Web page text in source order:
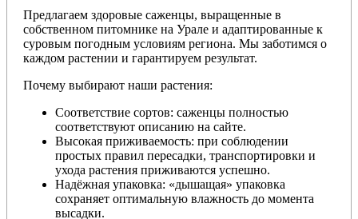
Предлагаем здоровые саженцы, выращенные в
собственном питомнике на Урале и адаптированные к
суровым погодным условиям региона. Мы заботимся о
каждом растении и гарантируем результат.
Почему выбирают наши растения:
Соответствие сортов: саженцы полностью
соответствуют описанию на сайте.
Высокая приживаемость: при соблюдении
простых правил пересадки, транспортировки и
ухода растения приживаются успешно.
Надёжная упаковка: «дышащая» упаковка
сохраняет оптимальную влажность до момента
высадки.